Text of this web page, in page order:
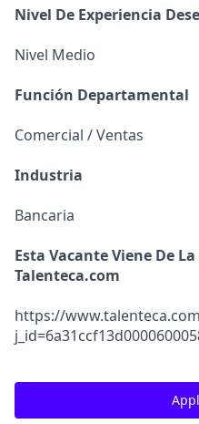
Nivel De Experiencia
Nivel Medio
Función Departamental
Comercial / Ventas
Industria
Bancaria
Esta Vacante Viene De
Talenteca.com
https://